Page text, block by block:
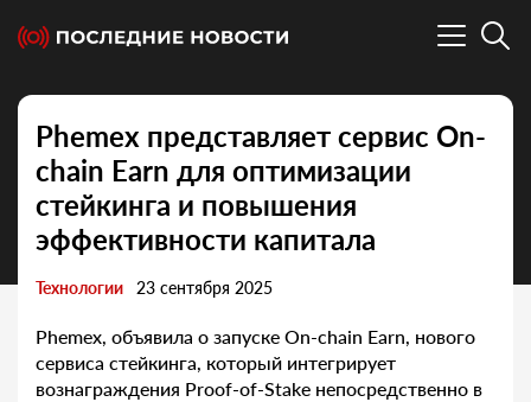
Phemex представляет сервис On-
chain Earn для оптимизации
стейкинга и повышения
эффективности капитала
Технологии 23 сентября 2025
Phemex, объявила о запуске On-chain Earn, нового
сервиса стейкинга, который интегрирует
вознаграждения Proof-of-Stake непосредственно в